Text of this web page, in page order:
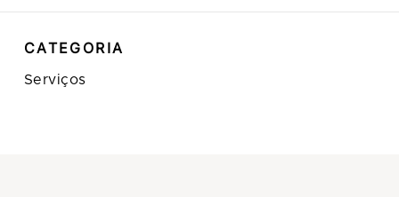
CATEGORIA
Serviços